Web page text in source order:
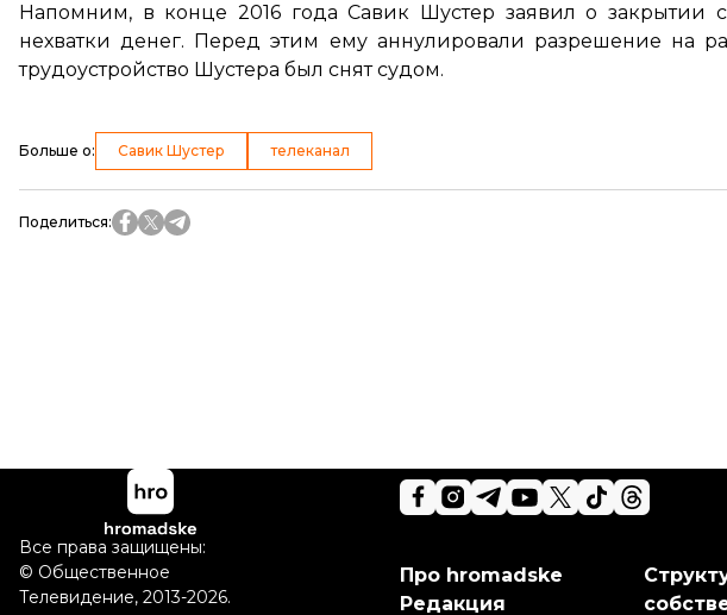
Напомним, в конце 2016 года Савик Шустер заявил о закрытии
нехватки денег. Перед этим ему аннулировали разрешение на
трудоустройство Шустера был снят судом.
Больше о: Савик Шустер телеканал
Поделиться:
Про hromadske
Редакция
Все права защищены:
© Общественное
Телевидение, 2013-2026.